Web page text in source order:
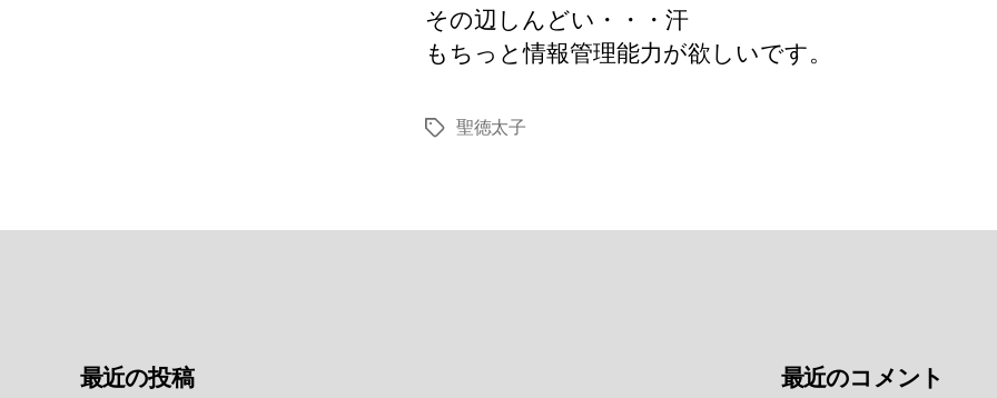
その辺しんどい・・・汗
もちっと情報管理能力が欲しいです。
タ
聖徳太子
最近の投稿 最近のコメント